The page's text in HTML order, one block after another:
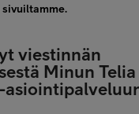
sivuiltamme.
viestinnän
Minun Telia